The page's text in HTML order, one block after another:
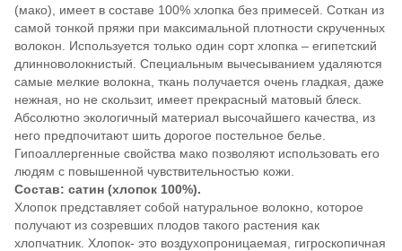
(мако), имеет в составе 100% хлопка без примесей. Соткан из
самой тонкой пряжи при максимальной плотности скрученных
волокон. Используется только один сорт хлопка – египетский
длинноволокнистый. Специальным вычесыванием удаляются
самые мелкие волокна, ткань получается очень гладкая, даже
нежная, но не скользит, имеет прекрасный матовый блеск.
Абсолютно экологичный материал высочайшего качества, из
него предпочитают шить дорогое постельное белье.
Гипоаллергенные свойства мако позволяют использовать его
людям с повышенной чувствительностью кожи.
Состав: сатин (хлопок 100%).
Хлопок представляет собой натуральное волокно, которое
получают из созревших плодов такого растения как
хлопчатник. Хлопок- это воздухопроницаемая, гигроскопичная